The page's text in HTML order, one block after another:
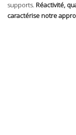
supports. Réactivité,
caractérise notre